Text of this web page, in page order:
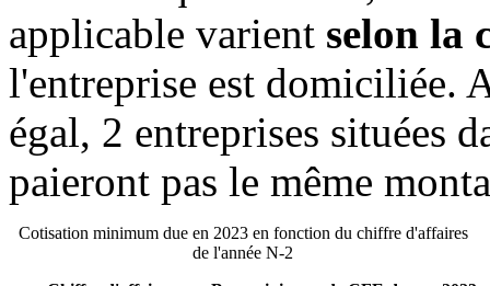
applicable varient selon la
l'entreprise est domiciliée.
égal, 2 entreprises situées
paieront pas le même
Cotisation minimum due en 2023 en fonction du chiffre d'affaires
de l'année N-2